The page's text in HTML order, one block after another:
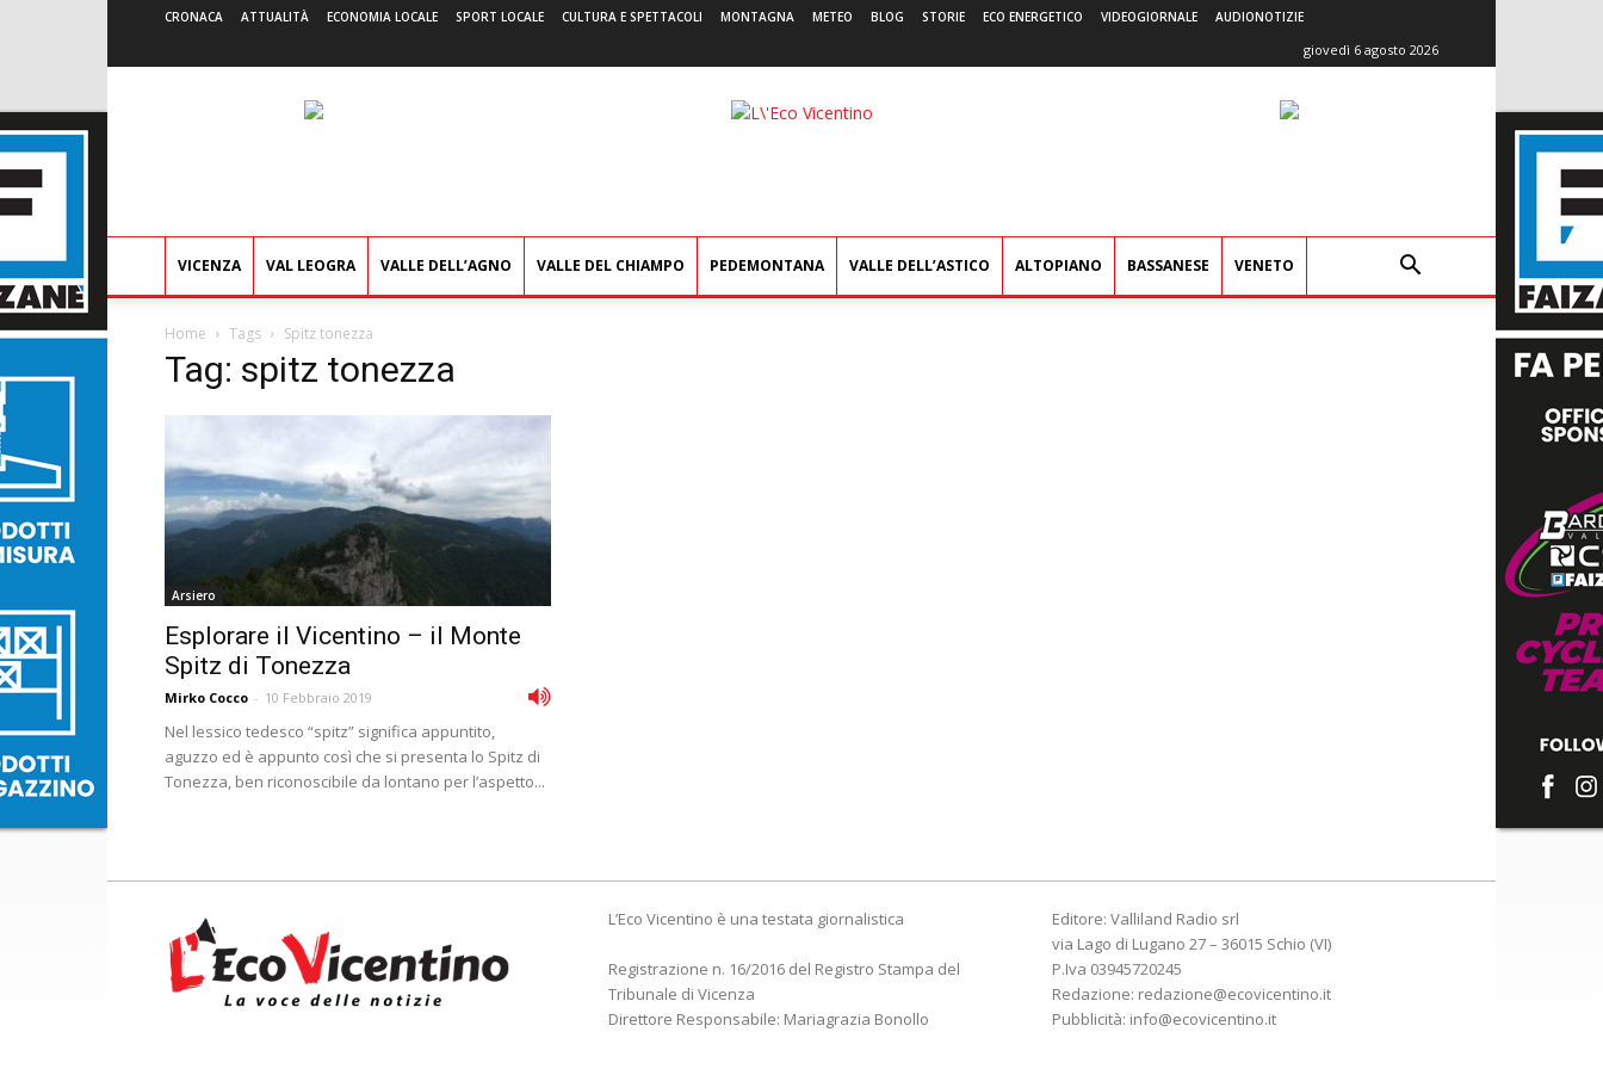
CRONACA ATTUALITÀ ECONOMIA LOCALE SPORT LOCALE CULTURA E SPETTACOLI MONTAGNA METEO BLOG STORIE ECO ENERGETICO VIDEOGIORNALE AUDIONOTIZIE
giovedì 6 agosto 2026
L'Eco
VICENZA VAL LEOGRA VALLE DELL’AGNO VALLE DEL CHIAMPO PEDEMONTANA VALLE DELL’ASTICO ALTOPIANO BASSANESE VENETO
Home Tags Spitz tonezza
Tag: spitz tonezza
Arsiero
Esplorare il Vicentino – il Monte
Spitz di Tonezza
Mirko Cocco - 10 Febbraio 2019
Nel lessico tedesco “spitz” significa appuntito,
aguzzo ed è appunto così che si presenta lo Spitz di
Tonezza, ben riconoscibile da lontano per l’aspetto...
L’Eco Vicentino è una testata giornalistica
Registrazione n. 16/2016 del Registro Stampa del
Tribunale di Vicenza
Direttore Responsabile: Mariagrazia Bonollo
Editore: Valliland Radio srl
via Lago di Lugano 27 – 36015 Schio (VI)
P.Iva 03945720245
Redazione: redazione@ecovicentino.it
Pubblicità: info@ecovicentino.it